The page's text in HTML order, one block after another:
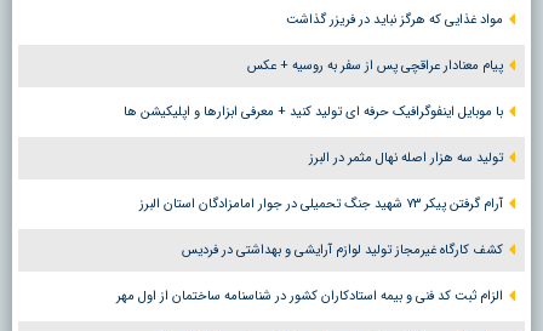
مواد غذایی که هرگز نباید در فریزر گذاشت
پیام معنادار عراقچی پس از سفر به روسیه + عکس
با موبایل اینفوگرافیک حرفه ای تولید کنید + معرفی ابزارها و اپلیکیشن ها
تولید سه هزار اصله نهال مثمر در البرز
آرام گرفتن پیکر ۷۳ شهید جنگ تحمیلی در جوار امامزادگان استان البرز
کشف کارگاه غیرمجاز تولید لوازم آرایشی و بهداشتی در فردیس
الزام ثبت کد فنی و بیمه استادکاران کشور در شناسنامه ساختمان از اول مهر